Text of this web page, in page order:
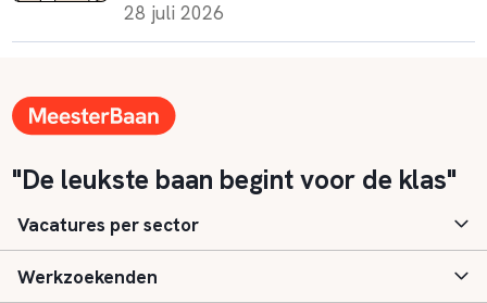
28 juli 2026
"De leukste baan begint voor de klas"
Vacatures per sector
Basisonderwijs
Werkzoekenden